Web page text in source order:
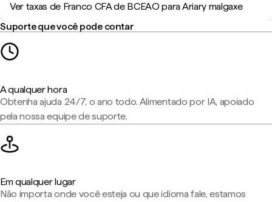
Ver taxas de Franco CFA de BCEAO para Ariary malgaxe
Suporte que você pode contar
A qualquer hora
Obtenha ajuda 24/7, o ano todo. Alimentado por IA, apoiado
pela nossa equipe de suporte.
Em qualquer lugar
Não importa onde você esteja ou que idioma fale, estamos